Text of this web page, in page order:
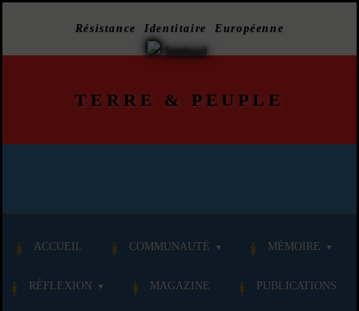
Résistance Identitaire Européenne
TERRE & PEUPLE
ACCUEIL COMMUNAUTÉ MÉMOIRE
RÉFLEXION MAGAZINE PUBLICATIONS